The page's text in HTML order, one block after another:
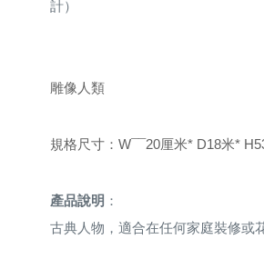
計）
雕像人類
規格尺寸 ： W¯¯20厘米* D18米*
產品說明 ：
古典人物，適合在任何家庭裝修或